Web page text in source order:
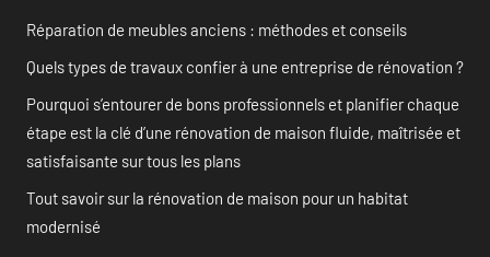
Réparation de meubles anciens : méthodes et conseils
Quels types de travaux confier à une entreprise de rénovation ?
Pourquoi s’entourer de bons professionnels et planifier chaque
étape est la clé d’une rénovation de maison fluide, maîtrisée et
satisfaisante sur tous les plans
Tout savoir sur la rénovation de maison pour un habitat
modernisé